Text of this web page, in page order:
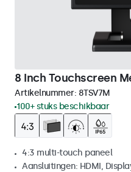
8 Inch Touchscreen
Artikelnummer: 8TSV7M
100+ stuks beschikbaar
4:3 multi-touch paneel
Aansluitingen: HDMI,